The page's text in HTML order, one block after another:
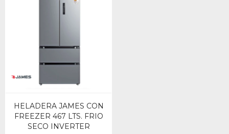
HELADERA JAMES CON
FREEZER 467 LTS. FRIO
SECO INVERTER